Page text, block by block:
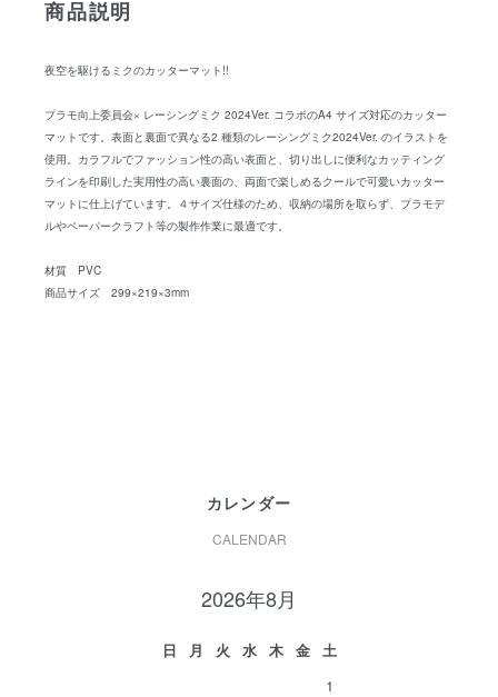
商品説明
​夜空を駆けるミクのカッターマット!!
プラモ向上委員会× レーシングミク 2024Ver. コラボのA4 サイズ対応のカッター
マットです。表面と裏面で異なる2 種類のレーシングミク2024Ver. のイラストを
使用。カラフルでファッション性の高い表面と、切り出しに便利なカッティング
ラインを印刷した実用性の高い裏面の、両面で楽しめるクールで可愛いカッター
マットに仕上げています。４サイズ仕様のため、収納の場所を取らず、プラモデ
ルやペーパークラフト等の製作作業に最適です。
材質 PVC
​​商品サイズ​​​​ 299×219×3mm
カレンダー
CALENDAR
2026年8月
日 月 火 水 木 金
土
1